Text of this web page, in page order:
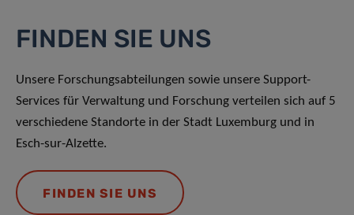
FINDEN SIE UNS
Unsere Forschungsabteilungen sowie unsere Support-
Services für Verwaltung und Forschung verteilen sich auf 5
verschiedene Standorte in der Stadt Luxemburg und in
Esch-sur-Alzette.
FINDEN SIE UNS